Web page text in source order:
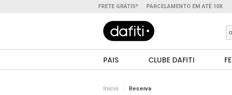
FRETE GRÁTIS* PARCELAMENTO EM ATÉ 10X
PAIS CLUBE DAFITI
Início Reserva